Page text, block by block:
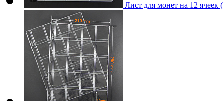
Лист для монет на 12